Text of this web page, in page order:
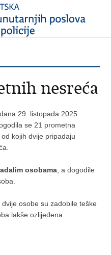
nesreća
29. listopada 2025.
se 21 prometna
kojih dvije pripadaju
osobama , a dogodile
osobe su zadobile teške
lakše ozlijeđena.